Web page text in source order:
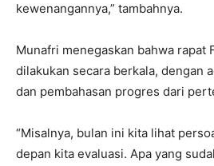
kewenangannya,” tambahnya.
Munafri menegaskan bahwa rapat
dilakukan secara berkala, dengan
dan pembahasan progres dari
“Misalnya, bulan ini kita lihat
depan kita evaluasi. Apa yang